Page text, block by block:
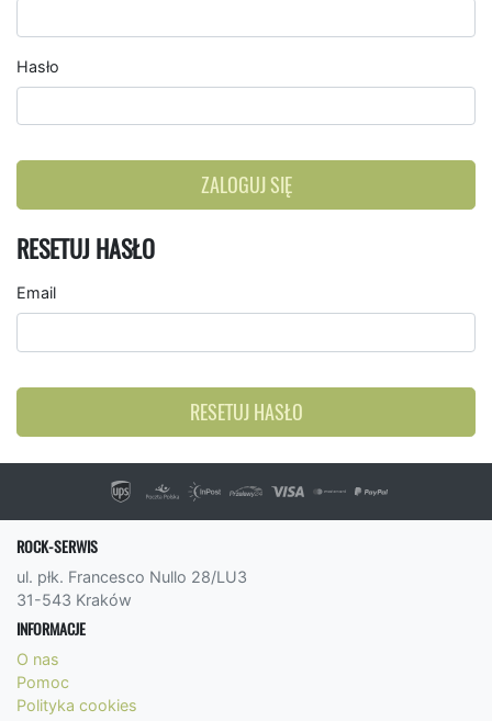
Hasło
ZALOGUJ SIĘ
RESETUJ HASŁO
Email
RESETUJ HASŁO
ROCK-SERWIS
ul. płk. Francesco Nullo 28/LU3
31-543 Kraków
INFORMACJE
O nas
Pomoc
Polityka cookies